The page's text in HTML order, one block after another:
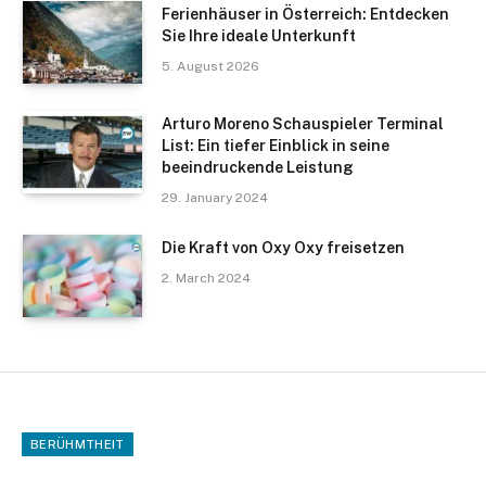
Ferienhäuser in Österreich: Entdecken
Sie Ihre ideale Unterkunft
5. August 2026
Arturo Moreno Schauspieler Terminal
List: Ein tiefer Einblick in seine
beeindruckende Leistung
29. January 2024
Die Kraft von Oxy Oxy freisetzen
2. March 2024
BERÜHMTHEIT